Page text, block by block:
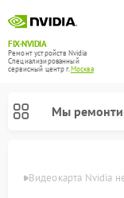
FIX-NVIDIA
Ремонт устройств Nvidia
Специализированный
cервисный центр г.Москва
Мы
Видеокарта Nvidia